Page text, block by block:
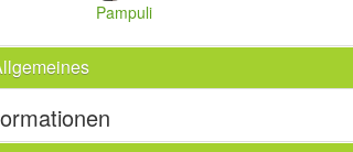
Pampuli